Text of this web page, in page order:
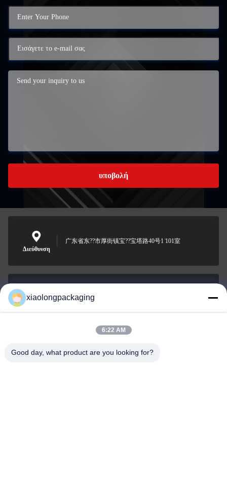
υποβολή
Διεύθυνση
广东省东??市厚街镇宝??宝塔路40号1 ̇101室
Ηλεκτρονικό
Tina@xiaolongpackaging.com
0086-15322891631
xiaolongpackaging
6:22 AM
Good day, what product are you looking for?